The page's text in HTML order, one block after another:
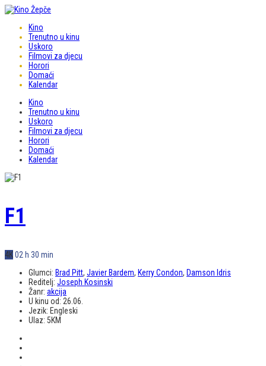
Kino
Trenutno u kinu
Uskoro
Filmovi za djecu
Horori
Domaći
Kalendar
Kino
Trenutno u kinu
Uskoro
Filmovi za djecu
Horori
Domaći
Kalendar
F1
4K02 h 30 min
Glumci: Brad Pitt, Javier Bardem, Kerry Condon, Damson Idris
Reditelj: Joseph Kosinski
Žanr: akcija
U kinu od: 26.06.
Jezik: Engleski
Ulaz: 5KM